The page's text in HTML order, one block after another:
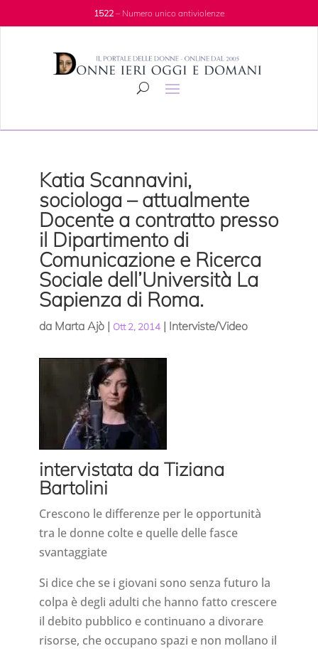
1522– Numero unico antiviolenze
Katia Scannavini,
sociologa – attualmente
Docente a contratto presso
il Dipartimento di
Comunicazione e Ricerca
Sociale dell’Università La
Sapienza di Roma.
da Marta Ajò| Ott 2, 2014| Interviste/Video
intervistata da Tiziana
Bartolini
Crescono le differenze per le opportunità
tra le donne colte e quelle delle fasce
svantaggiate
Si dice che se i giovani sono senza futuro la
colpa è degli adulti che hanno fatto crescere
il debito pubblico e continuano a divorare
risorse, che occupano spazi e non mollano il